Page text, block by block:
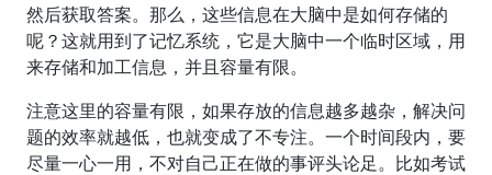
然后获取答案。那么，这些信息在大脑中是如何存储的
呢？这就用到了记忆系统，它是大脑中一个临时区域，用
来存储和加工信息，并且容量有限。
注意这里的容量有限，如果存放的信息越多越杂，解决问
题的效率就越低，也就变成了不专注。一个时间段内，要
尽量一心一用，不对自己正在做的事评头论足。比如考试